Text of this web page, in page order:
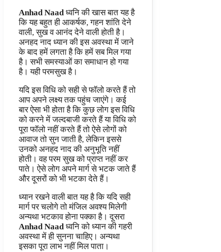
Anhad Naadध्वनि की खास बात यह है
कि यह बहुत ही आकर्षक, गहन शांति देने
वाली, सुख व आनंद देने वाली होती है।
अनहद नाद ध्यान की इस अवस्था में जाने
के बाद हमें लगता है कि हमें सब मिल गया
है। सभी समस्याओं का समाधान हो गया
है। यही परमसुख है।
यदि इस विधि को सही से फॉलो करते हैं तो
आप अपने लक्ष्य तक पहुंच जाएंगे। कई
बार ऐसा भी होता है कि कुछ लोग इस विधि
को करने में जल्दबाजी करते हैं या विधि को
पूरा फॉलो नहीं करते हैं तो ऐसे लोगों को
आवाज तो सुन जाती है, लेकिन इससे
उनको अनहद नाद की अनुभूति नहीं
होती। वह परम सुख को प्राप्त नहीं कर
पाते। ऐसे लोग अपने मार्ग से भटक जाते हैं
और दूसरों को भी भटका देते हैं।
ध्यान रखने वाली बात यह है कि यदि सही
मार्ग पर चलोगे तो मंजिल अवश्य मिलेगी
अन्यथा भटकाव होना पक्का है। दूसरा
Anhad Naadध्वनि को ध्यान की गहरी
अवस्था में ही सुनना चाहिए। अन्यथा
इसका पूरा लाभ नहीं मिल पाता।